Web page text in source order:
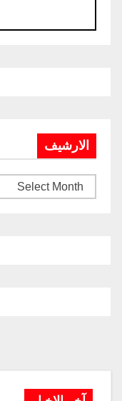
الارشيف